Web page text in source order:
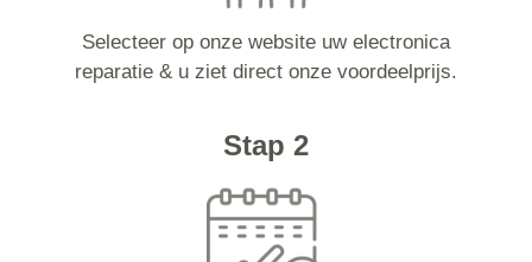
Selecteer op onze website uw electronica
reparatie & u ziet direct onze voordeelprijs.
Stap 2